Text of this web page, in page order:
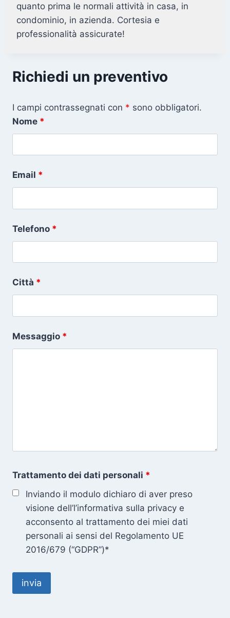
quanto prima le normali attività in casa, in
condominio, in azienda. Cortesia e
professionalità assicurate!
Richiedi un preventivo
I campi contrassegnati con * sono obbligatori.
Nome *
Email *
Telefono *
Città *
Messaggio *
Trattamento dei dati personali *
Inviando il modulo dichiaro di aver preso
visione dell’l’informativa sulla privacy e
acconsento al trattamento dei miei dati
personali ai sensi del Regolamento UE
2016/679 (“GDPR”)*